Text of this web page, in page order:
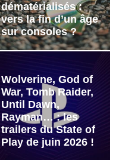
dématérialisés :
vers la fin d’un âge
sur consoles ?
Wolverine, God of
War, Tomb Raider,
Until Dawn,
Rayman… : les
trailers du State of
Play de juin 2026 !